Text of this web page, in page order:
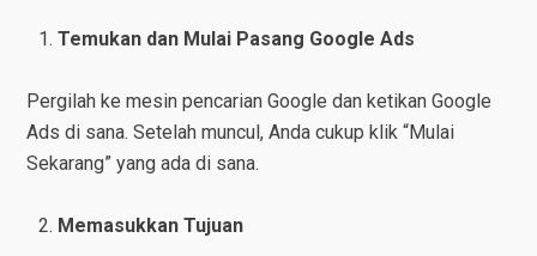
Temukan dan Mulai Pasang Google Ads
Pergilah ke mesin pencarian Google dan ketikan Google
Ads di sana. Setelah muncul, Anda cukup klik “Mulai
Sekarang” yang ada di sana.
Memasukkan Tujuan